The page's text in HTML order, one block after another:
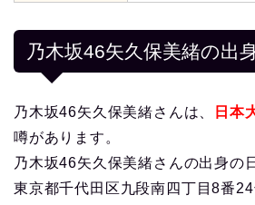
乃木坂46矢久保美緒の出
乃木坂46矢久保美緒さんは、 日本
噂があります。
乃木坂46矢久保美緒さんの出身の
東京都千代田区九段南四丁目8番